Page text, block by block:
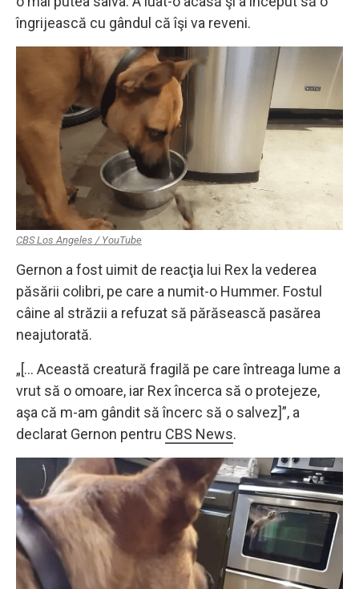
îngrijească cu gândul că îşi va reveni.
CBS Los Angeles / YouTube
Gernon a fost uimit de reacţia lui Rex la vederea
păsării colibri, pe care a numit-o Hummer. Fostul
câine al străzii a refuzat să părăsească pasărea
neajutorată.
„[… Această creatură fragilă pe care întreaga lume a
vrut să o omoare, iar Rex încerca să o protejeze,
aşa că m-am gândit să încerc să o salvez]”, a
declarat Gernon pentru CBS News.